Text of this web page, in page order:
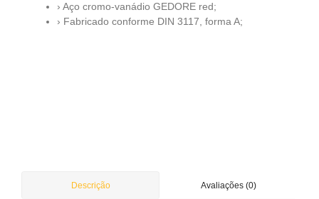
› Aço cromo-vanádio GEDORE red;
› Fabricado conforme DIN 3117, forma A;
Descrição Avaliações (0)